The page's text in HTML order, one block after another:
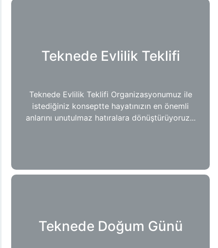
Teknede Evlilik Teklifi
Teknede Evlilik Teklifi Organizasyonumuz ile
istediğiniz konseptte hayatınızın en önemli
anlarını unutulmaz hatıralara dönüştürüyoruz...
Teknede Doğum Günü